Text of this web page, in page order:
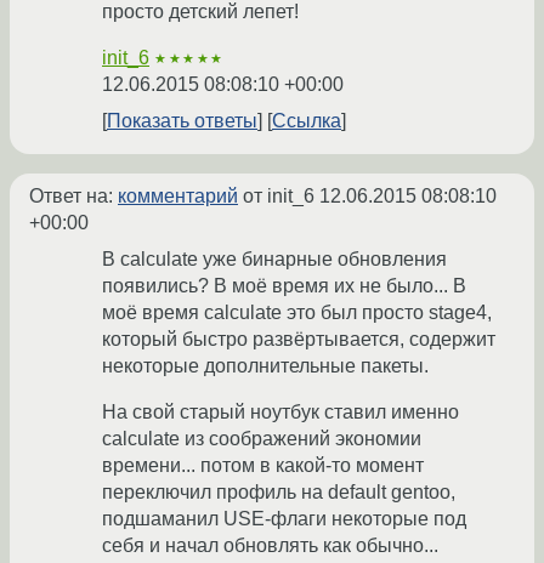
просто детский лепет!
init_6 ★★★★★
12.06.2015 08:08:10 +00:00
Показать ответы
Ссылка
Ответ на: комментарий от init_6 12.06.2015 08:08:10
+00:00
В calculate уже бинарные обновления
появились? В моё время их не было... В
моё время calculate это был просто stage4,
который быстро развёртывается, содержит
некоторые дополнительные пакеты.
На свой старый ноутбук ставил именно
calculate из соображений экономии
времени... потом в какой-то момент
переключил профиль на default gentoo,
подшаманил USE-флаги некоторые под
себя и начал обновлять как обычно...